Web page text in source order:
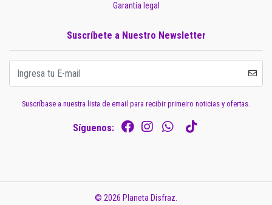
Garantía legal
Suscríbete a Nuestro Newsletter
Suscríbase a nuestra lista de email para recibir primeiro noticias y ofertas.
Síguenos:
© 2026 Planeta Disfraz.